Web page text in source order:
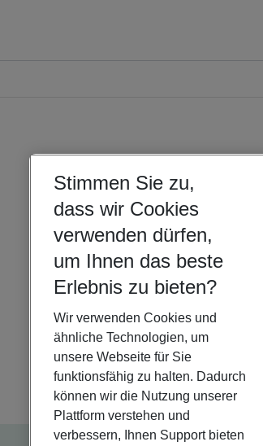
Stimmen Sie zu,
dass wir Cookies
verwenden dürfen,
um Ihnen das beste
Erlebnis zu bieten?
Wir verwenden Cookies und
ähnliche Technologien, um
unsere Webseite für Sie
funktionsfähig zu halten. Dadurch
können wir die Nutzung unserer
Plattform verstehen und
verbessern, Ihnen Support bieten